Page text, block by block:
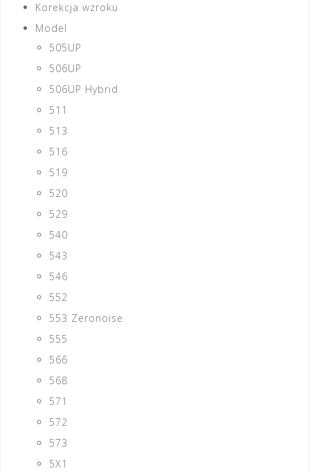
Korekcja wzroku
Model
505UP
506UP
506UP Hybrid
511
513
516
519
520
529
540
543
546
552
553 Zeronoise
555
566
568
571
572
573
5X1